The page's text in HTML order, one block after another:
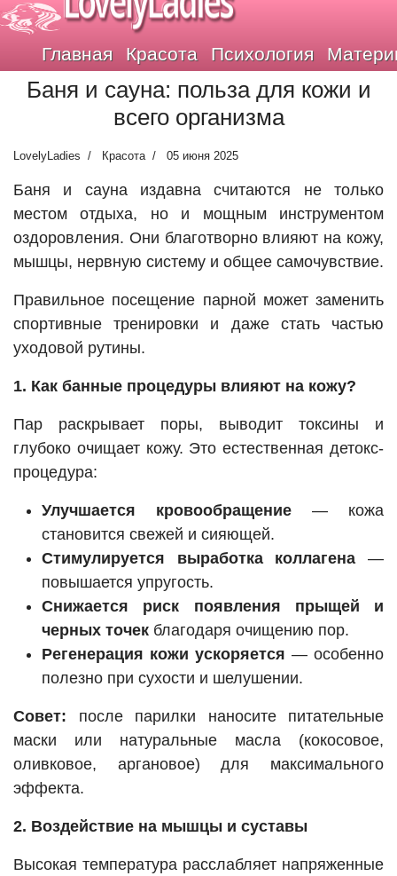
Главная Красота Психология
Баня и сауна: польза для кожи и
всего организма
LovelyLadies Красота 05 июня 2025
Баня и сауна издавна считаются не только
местом отдыха, но и мощным инструментом
оздоровления. Они благотворно влияют на кожу,
мышцы, нервную систему и общее самочувствие.
Правильное посещение парной может заменить
спортивные тренировки и даже стать частью
уходовой рутины.
1. Как банные процедуры влияют на кожу?
Пар раскрывает поры, выводит токсины и
глубоко очищает кожу. Это естественная детокс-
процедура:
Улучшается кровообращение — кожа
становится свежей и сияющей.
Стимулируется выработка коллагена —
повышается упругость.
Снижается риск появления прыщей и
черных точек благодаря очищению пор.
Регенерация кожи ускоряется — особенно
полезно при сухости и шелушении.
Совет: после парилки наносите питательные
маски или натуральные масла (кокосовое,
оливковое, аргановое) для максимального
эффекта.
2. Воздействие на мышцы и суставы
Высокая температура расслабляет напряженные